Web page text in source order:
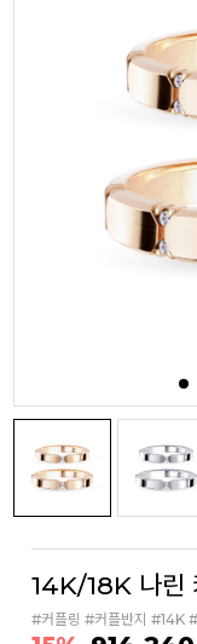
14K/18K 나린
#커플링 #커플반지 #14K